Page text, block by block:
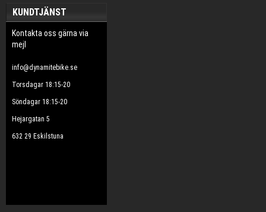
KUNDTJÄNST
Kontakta oss gärna via
mejl
info@dynamitebike.se
Torsdagar 18:15-20
Söndagar 18:15-20
Hejargatan 5
632 29 Eskilstuna